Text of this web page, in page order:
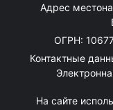
Адрес
ОГРН:
Контактные
На сайте